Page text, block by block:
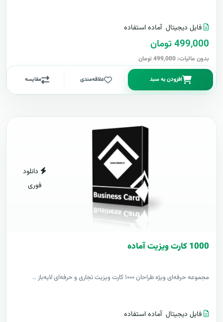
فایل دیجیتال آماده استفاده
499,000 تومان
بدون مالیات: 499,000 تومان
افزودن به سبد علاقه‌مندی مقایسه
دانلود
فوری
1000 کارت ويزيت آماده
مجموعه حرفه‌ای ویژه طراحان ۱۰۰۰ کارت ویزیت تجاری و حرفه‌ای لایه‌باز ..
فایل دیجیتال آماده استفاده